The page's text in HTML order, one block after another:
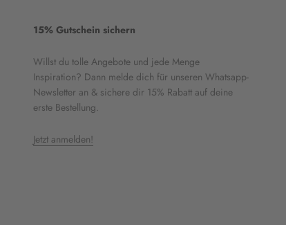
15% Gutschein sichern
Willst du tolle Angebote und jede Menge
Inspiration? Dann melde dich für unseren Whatsapp-
Newsletter an & sichere dir 15% Rabatt auf deine
erste Bestellung.
Jetzt anmelden!